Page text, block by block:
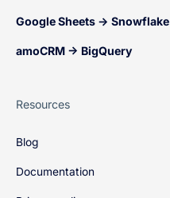
Google Sheets → Snowflake
amoCRM → BigQuery
Resources
Blog
Documentation